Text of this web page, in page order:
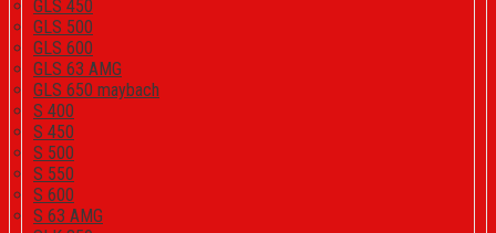
GLS 450
GLS 500
GLS 600
GLS 63 AMG
GLS 650 maybach
S 400
S 450
S 500
S 550
S 600
S 63 AMG